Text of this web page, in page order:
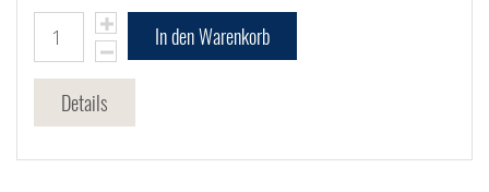
In den Warenkorb
Details